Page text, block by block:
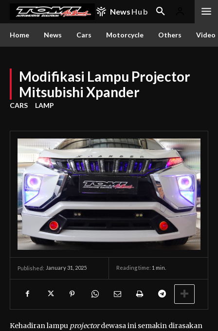
News Hub
Home News Cars Motorcycle Others Video
Modifikasi Lampu Projector
Mitsubishi Xpander
CARS LAMP
Published: January 31, 2025 Reading time: 1 min.
Kehadiran lampu projectordewasa ini semakin dirasakan